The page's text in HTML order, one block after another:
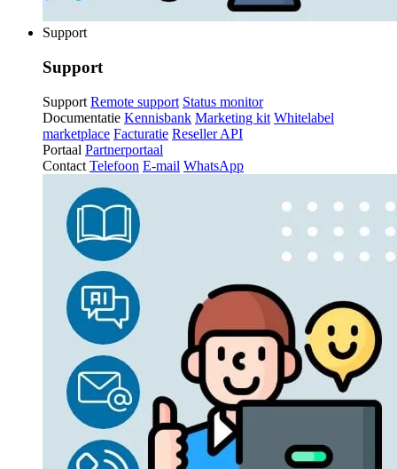
Support
Support
Support Remote support Status monitor
Documentatie Kennisbank Marketing kit Whitelabel
marketplace Facturatie Reseller API
Portaal Partnerportaal
Contact Telefoon E-mail WhatsApp